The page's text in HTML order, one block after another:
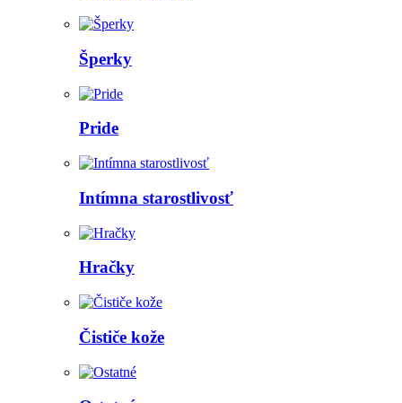
Šperky
Pride
Intímna starostlivosť
Hračky
Čističe kože